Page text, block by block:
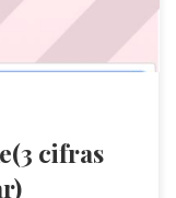
cifras